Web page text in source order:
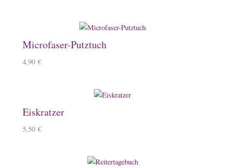
Microfaser-Putztuch
4,90 €
Eiskratzer
5,50 €